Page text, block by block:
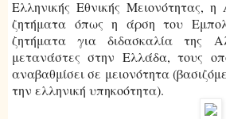
Ελληνικής Εθνικής Μειονότητας,
ζητήματα όπως η άρση του
ζητήματα για διδασκαλία της
μετανάστες στην Ελλάδα, τους
αναβαθμίσει σε μειονότητα
την ελληνική υπηκοότητα).